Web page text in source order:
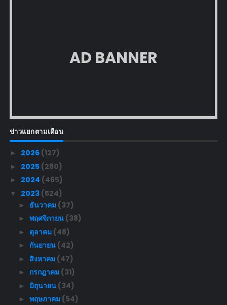
AD BANNER
ข่าวแยกตามเดือน
► 2026 (127)
► 2025 (280)
► 2024 (465)
▼ 2023 (524)
► ธันวาคม (37)
► พฤศจิกายน (38)
► ตุลาคม (48)
► กันยายน (42)
► สิงหาคม (47)
► กรกฎาคม (31)
► มิถุนายน (34)
► พฤษภาคม (54)